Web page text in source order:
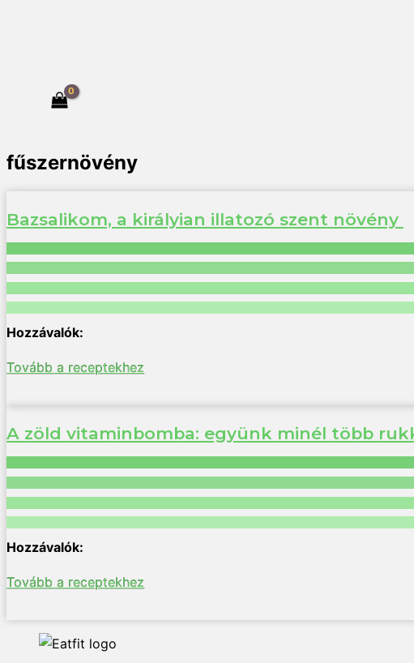
fűszernövény
Bazsalikom, a királyian illatozó szent növény
Tovább a receptekhez
A zöld vitaminbomba: együnk minél több
Tovább a receptekhez